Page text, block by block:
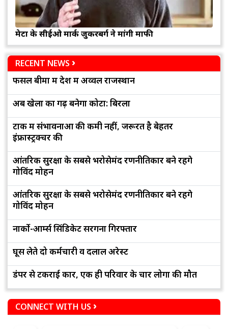
मेटा के सीईओ मार्क जुकरबर्ग ने मांगी माफी
RECENT NEWS
फसल बीमा में देश में अव्वल राजस्थान
अब खेलों का गढ़ बनेगा कोटा: बिरला
टोंक में संभावनाओं की कमी नहीं, जरूरत है बेहतर
इंफ्रास्ट्रक्चर की
आंतरिक सुरक्षा के सबसे भरोसेमंद रणनीतिकार बने रहेंगे
गोविंद मोहन
आंतरिक सुरक्षा के सबसे भरोसेमंद रणनीतिकार बने रहेंगे
गोविंद मोहन
नार्को-आर्म्स सिंडिकेट सरगना गिरफ्तार
घूस लेते दो कर्मचारी व दलाल अरेस्ट
डंपर से टकराई कार, एक ही परिवार के चार लोगों की मौत
CONNECT WITH US